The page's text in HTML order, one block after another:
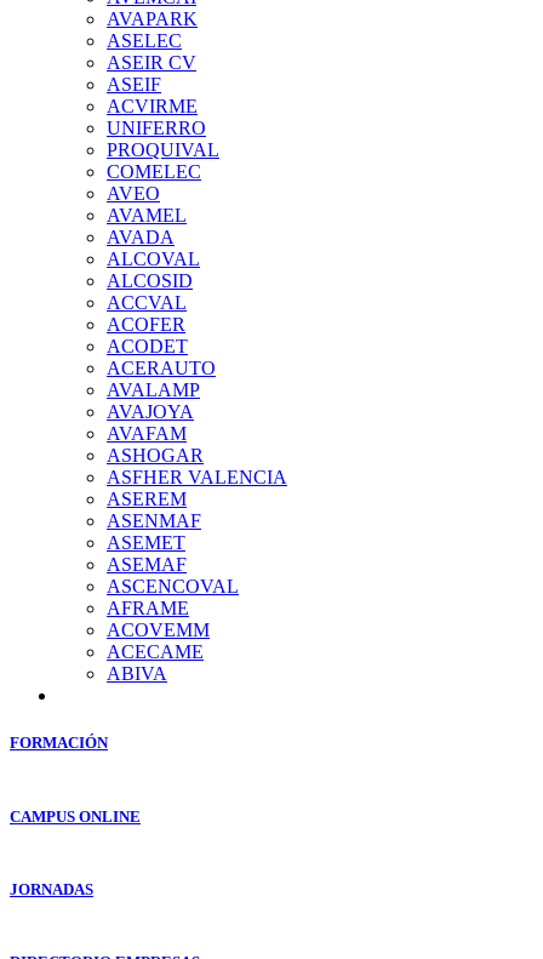
AVAPARK
ASELEC
ASEIR CV
ASEIF
ACVIRME
UNIFERRO
PROQUIVAL
COMELEC
AVEO
AVAMEL
AVADA
ALCOVAL
ALCOSID
ACCVAL
ACOFER
ACODET
ACERAUTO
AVALAMP
AVAJOYA
AVAFAM
ASHOGAR
ASFHER VALENCIA
ASEREM
ASENMAF
ASEMET
ASEMAF
ASCENCOVAL
AFRAME
ACOVEMM
ACECAME
ABIVA
FORMACIÓN
CAMPUS ONLINE
JORNADAS